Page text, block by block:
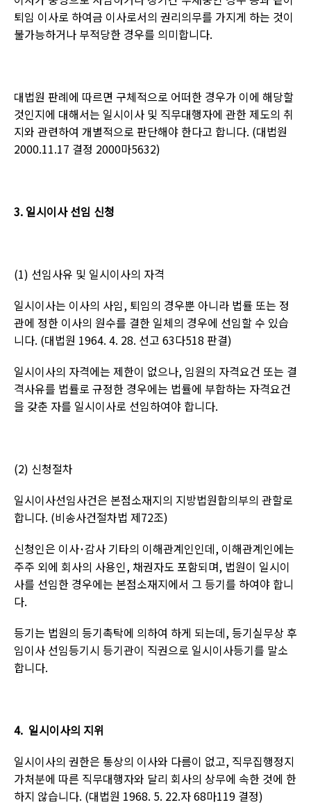
퇴임 이사로 하여금 이사로서의 권리의무를 가지게 하는 것이
불가능하거나 부적당한 경우를 의미합니다.
대법원 판례에 따르면 구체적으로 어떠한 경우가 이에 해당할
것인지에 대해서는 일시이사 및 직무대행자에 관한 제도의 취
지와 관련하여 개별적으로 판단해야 한다고 합니다. (대법원
2000.11.17 결정 2000마5632)
3. 일시이사 선임 신청
(1) 선임사유 및 일시이사의 자격
일시이사는 이사의 사임, 퇴임의 경우뿐 아니라 법률 또는 정
관에 정한 이사의 원수를 결한 일체의 경우에 선임할 수 있습
니다. (대법원 1964. 4. 28. 선고 63다518 판결)
일시이사의 자격에는 제한이 없으나, 임원의 자격요건 또는 결
격사유를 법률로 규정한 경우에는 법률에 부합하는 자격요건
을 갖춘 자를 일시이사로 선임하여야 합니다.
(2) 신청절차
일시이사선임사건은 본점소재지의 지방법원합의부의 관할로
합니다. (비송사건절차법 제72조)
신청인은 이사･감사 기타의 이해관계인인데, 이해관계인에는
주주 외에 회사의 사용인, 채권자도 포함되며, 법원이 일시이
사를 선임한 경우에는 본점소재지에서 그 등기를 하여야 합니
다.
등기는 법원의 등기촉탁에 의하여 하게 되는데,등기실무상 후
임이사 선임등기시 등기관이 직권으로 일시이사등기를 말소
합니다.
4. 일시이사의 지위
일시이사의 권한은 통상의 이사와 다름이 없고, 직무집행정지
가처분에 따른 직무대행자와 달리 회사의 상무에 속한 것에 한
하지 않습니다. (대법원 1968. 5. 22.자68마119 결정)